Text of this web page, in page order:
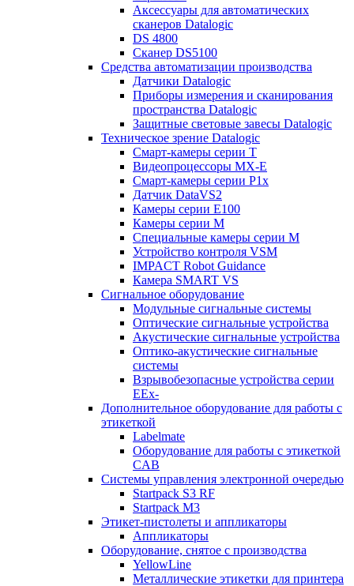
Аксессуары для автоматических
сканеров Datalogic
DS 4800
Сканер DS5100
Средства автоматизации производства
Датчики Datalogic
Приборы измерения и сканирования
пространства Datalogic
Защитные световые завесы Datalogic
Техническое зрение Datalogic
Смарт-камеры серии T
Видеопроцессоры MX-E
Смарт-камеры серии P1x
Датчик DataVS2
Камеры серии E100
Камеры серии M
Специальные камеры серии M
Устройство контроля VSM
IMPACT Robot Guidance
Камера SMART VS
Cигнальное оборудование
Модульные сигнальные системы
Оптические сигнальные устройства
Акустические сигнальные устройства
Оптико-акустические сигнальные
системы
Взрывобезопасные устройства серии
EEx-
Дополнительное оборудование для работы с
этикеткой
Labelmate
Оборудование для работы с этикеткой
CAB
Системы управления электронной очередью
Startpack S3 RF
Startpack M3
Этикет-пистолеты и аппликаторы
Аппликаторы
Оборудование, снятое с производства
YellowLine
Металлические этикетки для принтера